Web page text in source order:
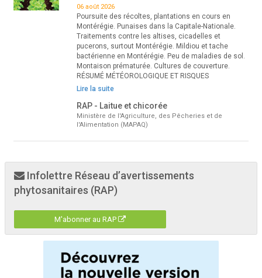
06 août 2026
Poursuite des récoltes, plantations en cours en
Montérégie. Punaises dans la Capitale-Nationale.
Traitements contre les altises, cicadelles et
pucerons, surtout Montérégie. Mildiou et tache
bactérienne en Montérégie. Peu de maladies de sol.
Montaison prématurée. Cultures de couverture.
RÉSUMÉ MÉTÉOROLOGIQUE ET RISQUES
Lire la suite
RAP - Laitue et chicorée
Ministère de l'Agriculture, des Pêcheries et de
l'Alimentation (MAPAQ)
Infolettre Réseau d’avertissements
phytosanitaires (RAP)
M'abonner au RAP